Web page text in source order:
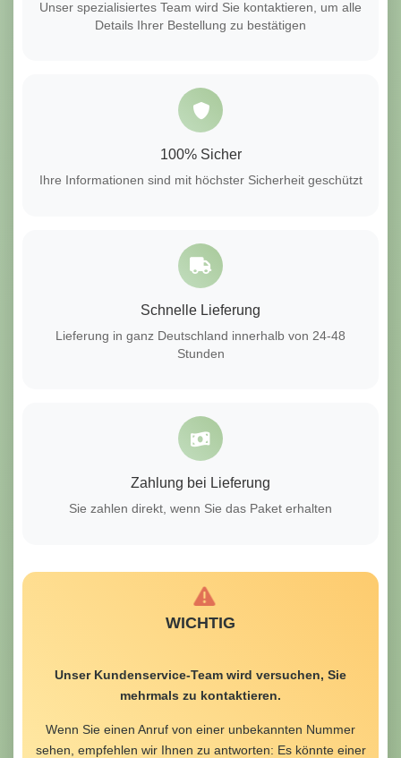
Unser spezialisiertes Team wird Sie kontaktieren, um alle
Details Ihrer Bestellung zu bestätigen
100% Sicher
Ihre Informationen sind mit höchster Sicherheit geschützt
Schnelle Lieferung
Lieferung in ganz Deutschland innerhalb von 24-48
Stunden
Zahlung bei Lieferung
Sie zahlen direkt, wenn Sie das Paket erhalten
WICHTIG
Unser Kundenservice-Team wird versuchen, Sie
mehrmals zu kontaktieren.
Wenn Sie einen Anruf von einer unbekannten Nummer
sehen, empfehlen wir Ihnen zu antworten: Es könnte einer